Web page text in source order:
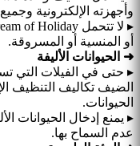
وأجهزته الإلكترونية
أو المنسية أو المسروقة.
➜ الحيوانات الأليفة
▸ حتى في الفيلات التي
الضيف تكاليف التنظيف
الحيوانات.
▸ يمنع إدخال الحيوانات
عدم السماح بها.